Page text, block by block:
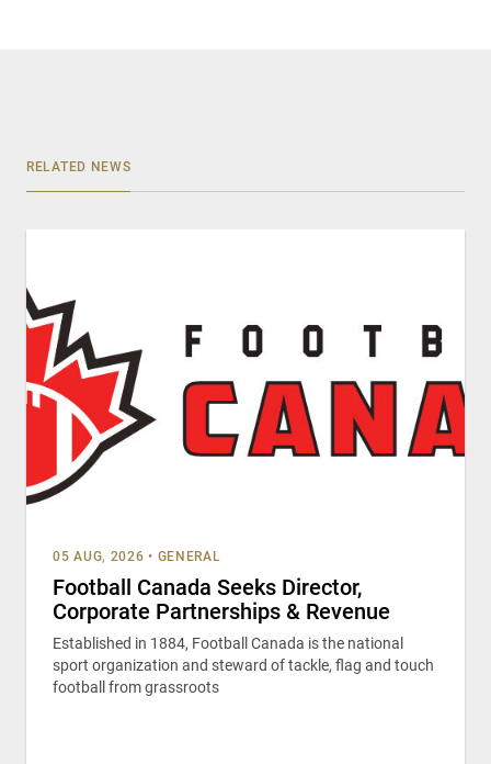
RELATED NEWS
05 AUG, 2026 • GENERAL
Football Canada Seeks Director,
Corporate Partnerships & Revenue
Established in 1884, Football Canada is the national
sport organization and steward of tackle, flag and touch
football from grassroots